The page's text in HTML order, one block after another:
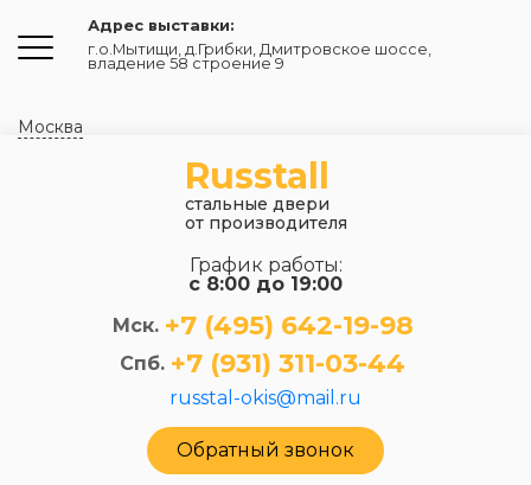
Адрес выставки:
г.о.Мытищи, д.Грибки, Дмитровское шоссе,
владение 58 строение 9
Москва
Russtall
стальные двери
от производителя
График работы:
с 8:00 до 19:00
Мск. +7 (495) 642-19-98
Спб. +7 (931) 311-03-44
russtal-okis@mail.ru
Обратный звонок